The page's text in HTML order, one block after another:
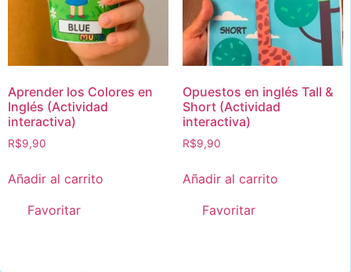
Aprender los Colores en
Inglés (Actividad
interactiva)
R$9,90
Añadir al carrito
Favoritar
Opuestos en inglés Tall &
Short (Actividad
interactiva)
R$9,90
Añadir al carrito
Favoritar